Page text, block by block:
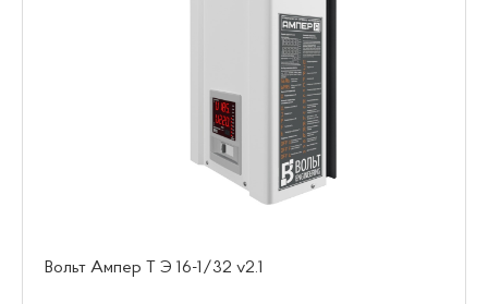
Вольт Ампер Т Э 16-1/32 v2.1